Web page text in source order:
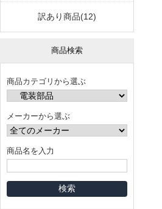
訳あり商品(12)
商品検索
商品カテゴリから選ぶ
メーカーから選ぶ
商品名を入力